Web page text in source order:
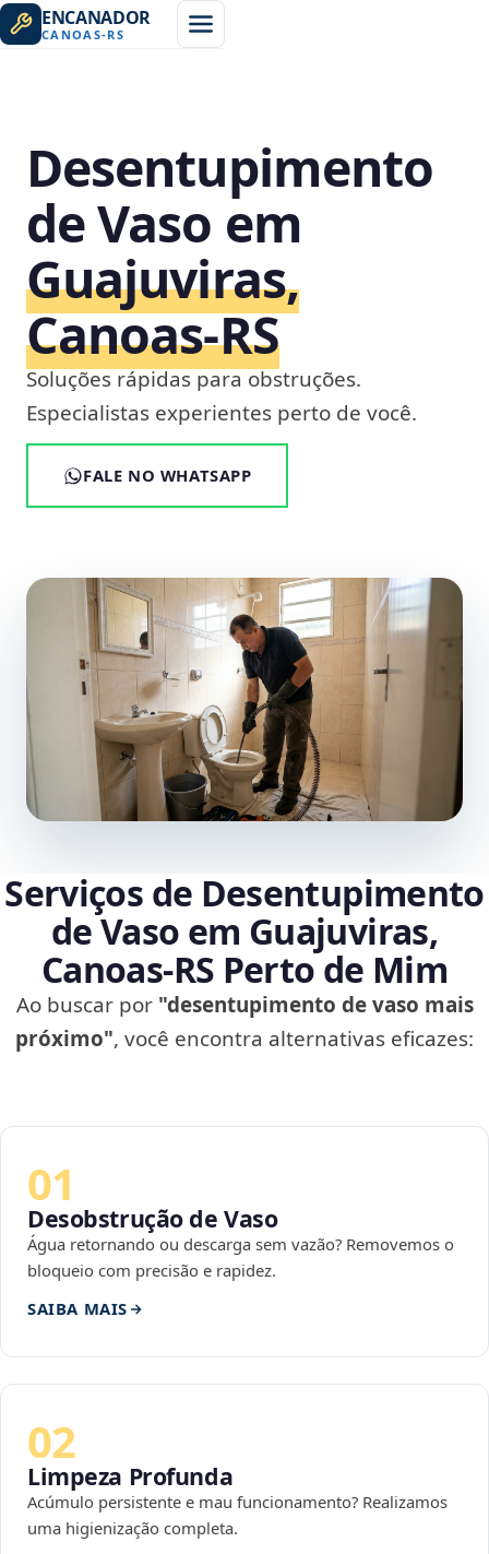
ENCANADOR
CANOAS-RS
Desentupimento
de Vaso em
Guajuviras,
Canoas‑RS
Soluções rápidas para obstruções.
Especialistas experientes perto de você.
FALE NO WHATSAPP
Serviços de Desentupimento
de Vaso em Guajuviras,
Canoas‑RS Perto de Mim
Ao buscar por "desentupimento de vaso mais
próximo", você encontra alternativas eficazes:
01
Desobstrução de Vaso
Água retornando ou descarga sem vazão? Removemos o
bloqueio com precisão e rapidez.
SAIBA MAIS
02
Limpeza Profunda
Acúmulo persistente e mau funcionamento? Realizamos
uma higienização completa.